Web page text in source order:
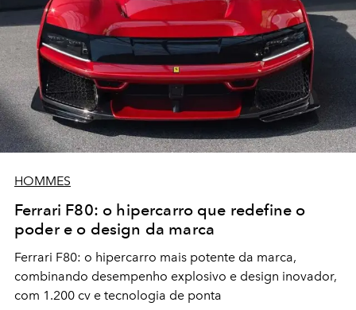
HOMMES
Ferrari F80: o hipercarro que redefine o
poder e o design da marca
Ferrari F80: o hipercarro mais potente da marca,
combinando desempenho explosivo e design inovador,
com 1.200 cv e tecnologia de ponta